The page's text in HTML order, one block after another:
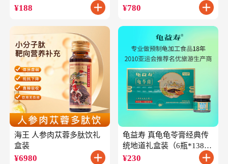
¥188 ¥780
海王 人参肉苁蓉多肽饮礼
盒装
¥6980
龟益寿 真龟龟苓膏经典传
统地道礼盒装（6瓶*138
克）
¥230